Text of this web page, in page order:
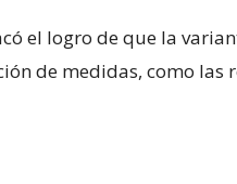
el logro de que la
de medidas, como las